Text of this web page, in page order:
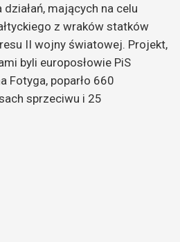
mających na celu
z wraków statków
II wojny światowej. Projekt,
byli europosłowie PiS
Fotyga, poparło 660
sprzeciwu i 25